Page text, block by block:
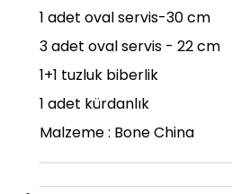
1 adet oval servis-30 cm
3 adet oval servis - 22 cm
1+1 tuzluk biberlik
1 adet kürdanlık
Malzeme : Bone China